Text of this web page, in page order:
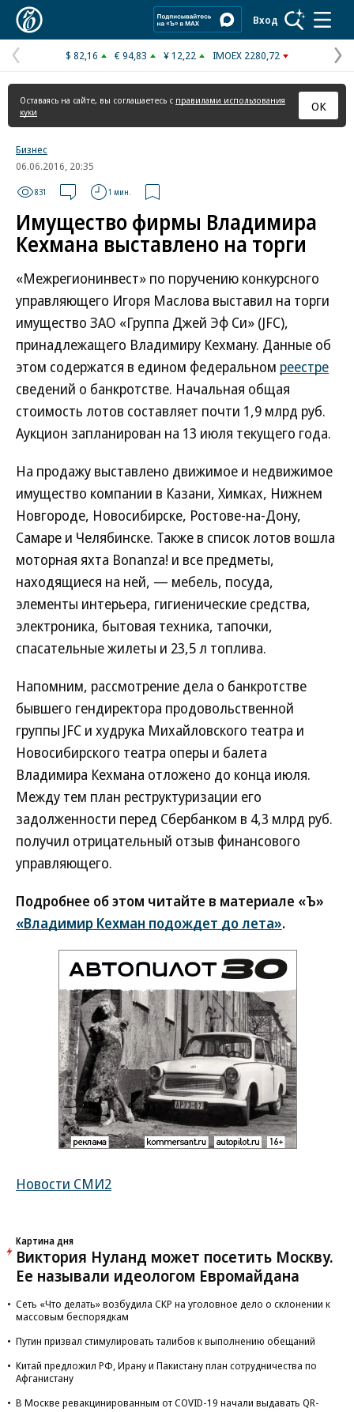
Вход
Предыдущая
страница
$ 82,16 € 94,83 ¥ 12,22 IMOEX 2280,72
Оставаясь на сайте, вы соглашаетесь с правилами использования
куки
ОК
Бизнес
06.06.2016, 20:35
831 1 мин.
Имущество фирмы Владимира
Кехмана выставлено на торги
«Межрегионинвест» по поручению конкурсного
управляющего Игоря Маслова выставил на торги
имущество ЗАО «Группа Джей Эф Си» (JFC),
принадлежащего Владимиру Кехману. Данные об
этом содержатся в едином федеральном реестре
сведений о банкротстве. Начальная общая
стоимость лотов составляет почти 1,9 млрд руб.
Аукцион запланирован на 13 июля текущего года.
На продажу выставлено движимое и недвижимое
имущество компании в Казани, Химках, Нижнем
Новгороде, Новосибирске, Ростове-на-Дону,
Самаре и Челябинске. Также в список лотов вошла
моторная яхта Bonanza! и все предметы,
находящиеся на ней, — мебель, посуда,
элементы интерьера, гигиенические средства,
электроника, бытовая техника, тапочки,
спасательные жилеты и 23,5 л топлива.
Напомним, рассмотрение дела о банкротстве
бывшего гендиректора продовольственной
группы JFC и худрука Михайловского театра и
Новосибирского театра оперы и балета
Владимира Кехмана отложено до конца июля.
Между тем план реструктуризации его
задолженности перед Сбербанком в 4,3 млрд руб.
получил отрицательный отзыв финансового
управляющего.
Подробнее об этом читайте в материале «Ъ»
«Владимир Кехман подождет до лета».
Новости СМИ2
Картина дня
Виктория Нуланд может посетить Москву.
Ее называли идеологом Евромайдана
Сеть «Что делать» возбудила СКР на уголовное дело о склонении к
массовым беспорядкам
Путин призвал стимулировать талибов к выполнению обещаний
Китай предложил РФ, Ирану и Пакистану план сотрудничества по
Афганистану
В Москве ревакцинированным от COVID-19 начали выдавать QR-